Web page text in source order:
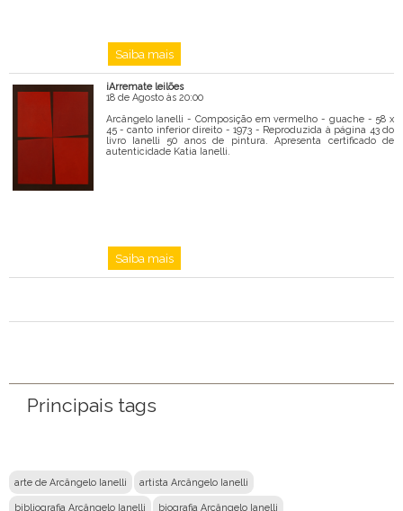
Saiba mais
iArremate leilões
18 de Agosto às 20:00
Arcângelo Ianelli - Composição em vermelho - guache - 58 x
45 - canto inferior direito - 1973 - Reproduzida à página 43 do
livro Ianelli 50 anos de pintura. Apresenta certificado de
autenticidade Katia Ianelli.
Saiba mais
Principais tags
arte de Arcângelo Ianelli artista Arcângelo Ianelli
bibliografia Arcângelo Ianelli biografia Arcângelo Ianelli